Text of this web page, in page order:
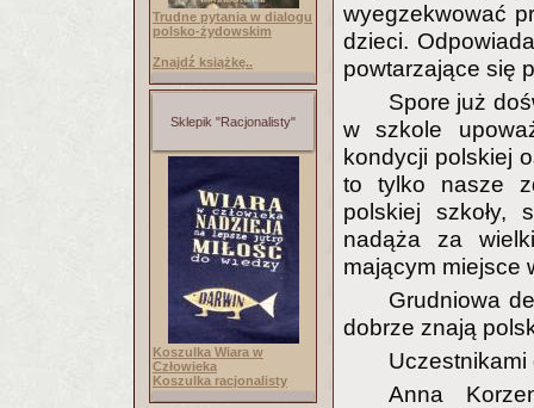
Trudne pytania w dialogu
polsko-żydowskim
Znajdź książkę..
Sklepik "Racjonalisty"
Koszulka Wiara w
Człowieka
Koszulka racjonalisty
wyegzekwować
dzieci.
powtarzające się
Spore już
w szkole
kondycji polskiej
to tylko nasze
polskiej szkoły,
nadąża za
mającym miejsce
Grudniowa
dobrze znają
Anna